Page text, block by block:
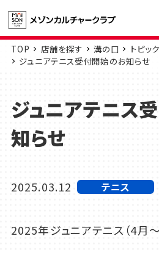
TOP 店舗を探す 溝の口
トピッ
ジュニアテニス受付開始のお知らせ
ジュニアテニス
知らせ
2025.03.12 テニス
2025年ジュニアテニス（4月